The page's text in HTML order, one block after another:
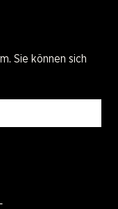
Sie können sich